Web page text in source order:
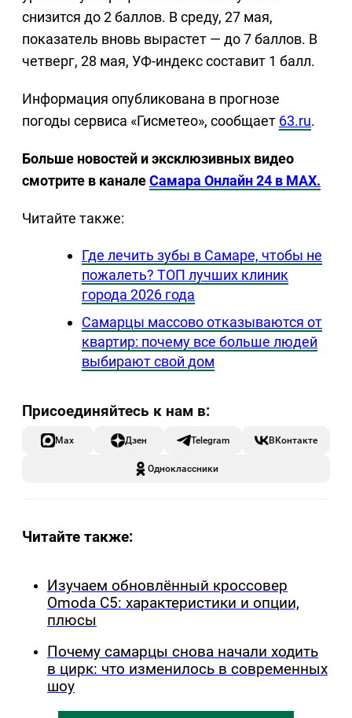
снизится до 2 баллов. В среду, 27 мая,
показатель вновь вырастет — до 7 баллов. В
четверг, 28 мая, УФ-индекс составит 1 балл.
Информация опубликована в прогнозе
погоды сервиса «Гисметео», сообщает 63.ru.
Больше новостей и эксклюзивных видео
смотрите в каналеСамара Онлайн 24 в MAX.
Читайте также:
Где лечить зубы в Самаре, чтобы не
пожалеть? ТОП лучших клиник
города 2026 года
Самарцы массово отказываются от
квартир: почему все больше людей
выбирают свой дом
Max Дзен Telegram ВКонтакте
Одноклассники
Читайте также:
Изучаем обновлённый кроссовер
Omoda C5: характеристики и опции,
плюсы
Почему самарцы снова начали ходить
в цирк: что изменилось в современных
шоу